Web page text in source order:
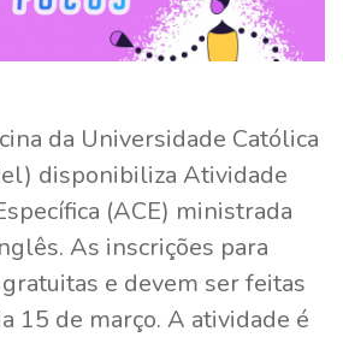
da Universidade Católica
disponibiliza Atividade
(ACE) ministrada
As inscrições para
e devem ser feitas
15 de março. A atividade é